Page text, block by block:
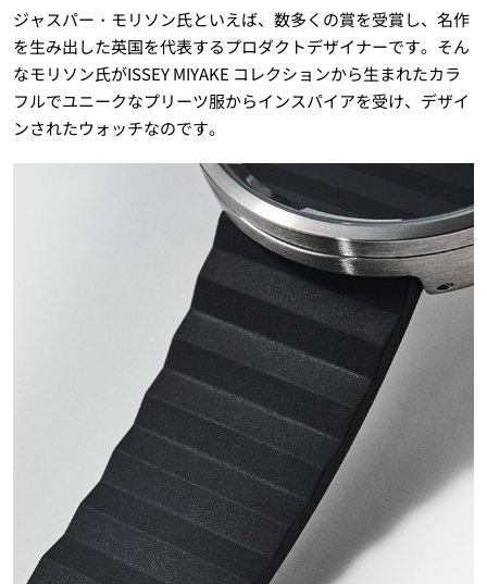
ジャスパー・モリソン氏といえば、数多くの賞を受賞し、名作
を生み出した英国を代表するプロダクトデザイナーです。そん
なモリソン氏がISSEY MIYAKE コレクションから生まれたカラ
フルでユニークなプリーツ服からインスパイアを受け、デザイ
ンされたウォッチなのです。